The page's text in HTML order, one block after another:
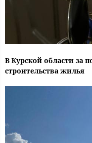
В Курской области за
строительства жилья